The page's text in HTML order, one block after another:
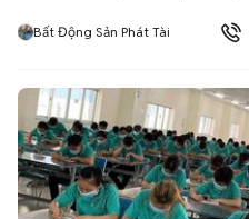
Bất Động Sản Phát Tài